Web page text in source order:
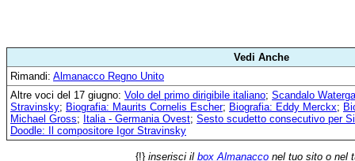
Vedi Anche
Rimandi: Almanacco Regno Unito
Altre voci del 17 giugno: Volo del primo dirigibile italiano; Scandalo
Stravinsky; Biografia: Maurits Cornelis Escher; Biografia: Eddy Merckx;
Michael Gross; Italia - Germania Ovest; Sesto scudetto consecutivo per
Doodle: Il compositore Igor Stravinsky
{!} inserisci il box Almanacco nel tuo sito o nel